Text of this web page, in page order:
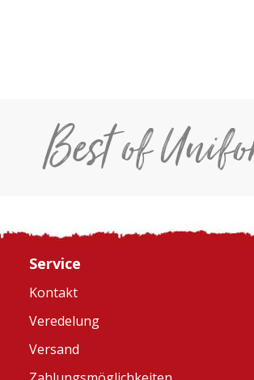
Best of
Service
Kontakt
Veredelung
Versand